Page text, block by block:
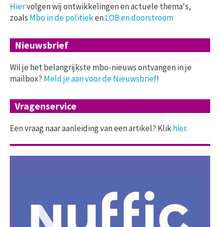
Hiervolgen wij ontwikkelingen en actuele thema's,
zoals Mbo in de politiekenLOB en doorstroom
Nieuwsbrief
Wil je het belangrijkste mbo-nieuws ontvangen in je
mailbox? Meld je aan voor de Nieuwsbrief!
Vragenservice
Een vraag naar aanleiding van een artikel? Klikhier.